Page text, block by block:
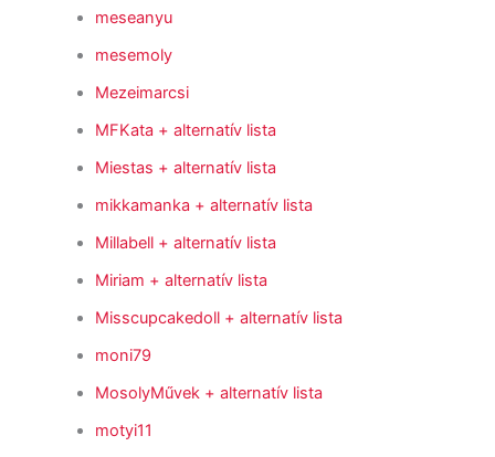
meseanyu
mesemoly
Mezeimarcsi
MFKata + alternatív lista
Miestas + alternatív lista
mikkamanka + alternatív lista
Millabell + alternatív lista
Miriam + alternatív lista
Misscupcakedoll + alternatív lista
moni79
MosolyMűvek + alternatív lista
motyi11